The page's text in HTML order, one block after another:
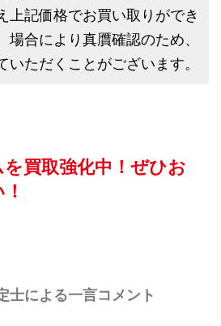
上記価格でお買い取りができ
場合により真贋確認のため、
いただくことがございます。
買取強化中！ぜひお
士による一言コメント